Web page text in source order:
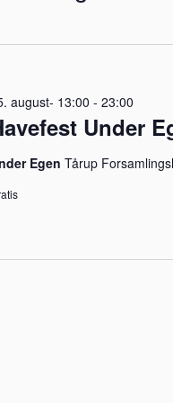
dato.
Under
august- 13:00 -23:00
EgenTårup